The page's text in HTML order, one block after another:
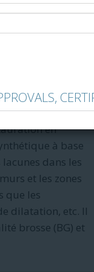
and TG
en
à base
dans les
et les zones
que les
dilatation, etc. Il
brosse (BG) et